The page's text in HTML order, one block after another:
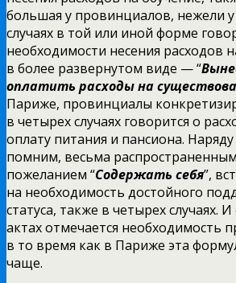
большая у провинциалов, нежели
случаях в той или иной форме
необходимости несения расходов
в более развернутом виде — “
оплатить расходы на
Париже, провинциалы
в четырех случаях говорится о
оплату питания и пансиона.
помним, весьма
пожеланием “Содержать себя”,
на необходимость достойного
статуса, также в четырех случаях.
актах отмечается необходимость
в то время как в Париже эта
чаще.